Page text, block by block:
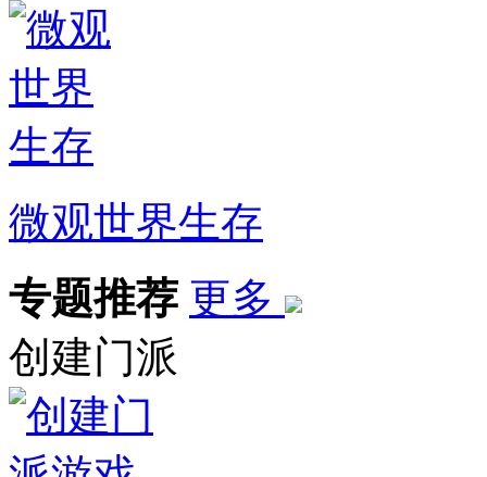
微观世界生存
专题推荐 更多
创建门派